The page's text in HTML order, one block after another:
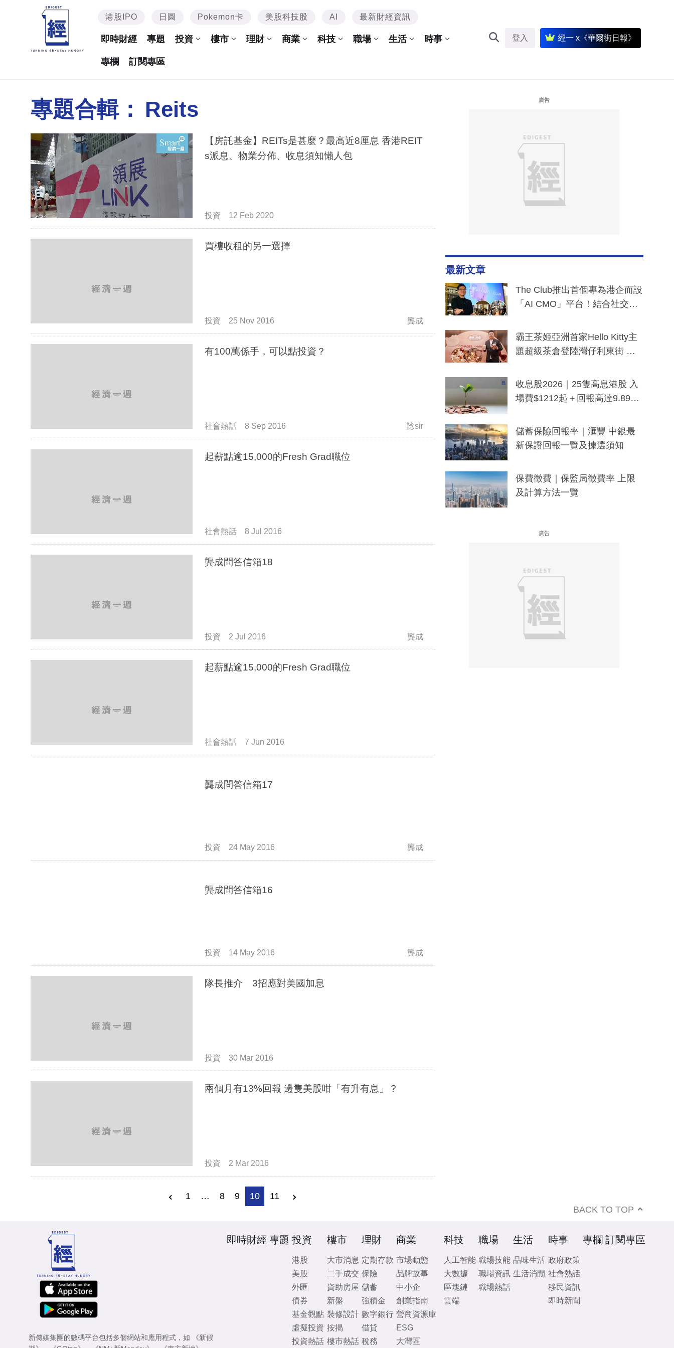
港股IPO 日圓 Pokemon卡 美股科技股 AI 最新財經資訊
即時財經 專題 投資 樓市 理財 商業 科技 職場 生活 時事
專欄 訂閱專區
登入 經一 x《華爾街日報》
專題合輯： Reits
【房託基金】REITs是甚麼？最高近8厘息 香港REIT
s派息、物業分佈、收息須知懶人包
投資 12 Feb 2020
買樓收租的另一選擇
投資 25 Nov 2016 龔成
有100萬係手，可以點投資？
社會熱話 8 Sep 2016 諗sir
起薪點逾15,000的Fresh Grad職位
社會熱話 8 Jul 2016
龔成問答信箱18
投資 2 Jul 2016 龔成
起薪點逾15,000的Fresh Grad職位
社會熱話 7 Jun 2016
龔成問答信箱17
投資 24 May 2016 龔成
龔成問答信箱16
投資 14 May 2016 龔成
隊長推介 3招應對美國加息
投資 30 Mar 2016
兩個月有13%回報 邊隻美股咁「有升有息」？
投資 2 Mar 2016
1 … 8 9 10 11
廣告
最新文章
The Club推出首個專為港企而設
「AI CMO」平台！結合社交聆
分鐘生成「貼地」宣傳短片
霸王茶姬亞洲首家Hello Kitty主
題超級茶倉登陸灣仔利東街 推
y及香港限定特調系列
收息股2026｜25隻高息港股 入
場費$1212起＋回報高達9.89
儲蓄保險回報率｜滙豐 中銀最
新保證回報一覽及揀選須知
保費徵費｜保監局徵費率 上限
及計算方法一覽
廣告
BACK TO TOP
新傳媒集團的數碼平台包括多個網站和應用程式，如
《新假
即時財經 專題 投資
港股
美股
外匯
債券
基金觀點
虛擬投資
投資熱話
樓市
大市消息
二手成交
資助房屋
新盤
裝修設計
按揭
樓市熱話
理財
定期存款
保險
儲蓄
強積金
數字銀行
借貸
稅務
商業
市場動態
品牌故事
中小企
創業指南
營商資源庫
ESG
大灣區
科技
人工智能
大數據
區塊鏈
雲端
職場
職場技能
職場資訊
職場熱話
生活
品味生活
生活消閒
時事
政府政策
社會熱話
移民資訊
即時新聞
專欄 訂閱專區